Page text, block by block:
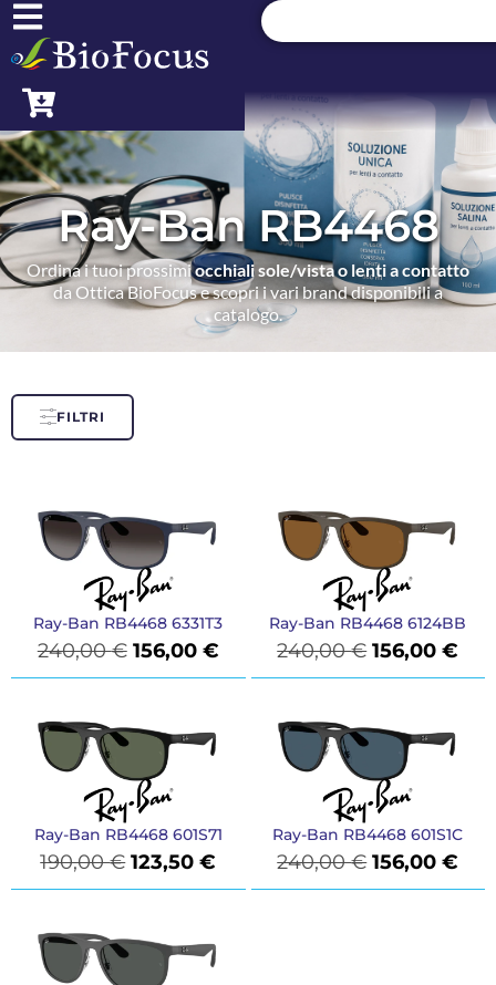
Ray-Ban RB4468
Ordina i tuoi prossimiocchiali sole/vista o lenti a contatto
da Ottica BioFocus e scopri i vari brand disponibili a
catalogo.
FILTRI
Ray-Ban RB4468 6331T3
240,00€ 156,00 €
Ray-Ban RB4468 6124BB
240,00€ 156,00€
Ray-Ban RB4468 601S71
190,00€ 123,50€
Ray-Ban RB4468 601S1C
240,00€ 156,00€